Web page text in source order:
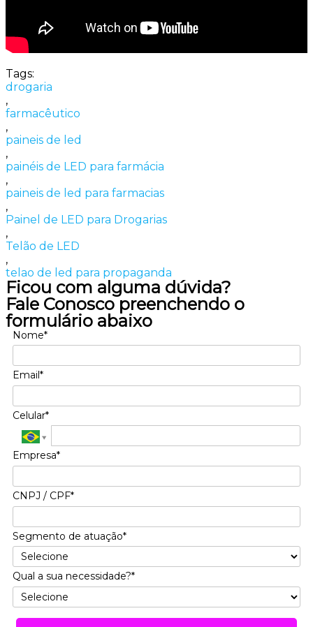
Tags:
drogaria
,
farmacêutico
,
paineis de led
,
painéis de LED para farmácia
,
paineis de led para farmacias
,
Painel de LED para Drogarias
,
Telão de LED
,
telao de led para propaganda
Ficou com alguma dúvida?
Fale Conosco preenchendo o
formulário abaixo
Nome*
Email*
Celular*
Empresa*
CNPJ / CPF*
Segmento de atuação*
Qual a sua necessidade?*